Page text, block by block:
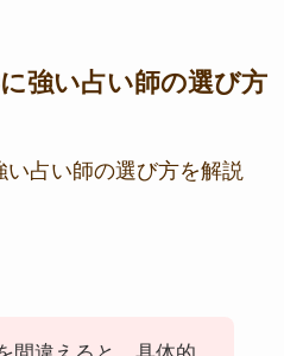
強い占い師の選び方
占い師の選び方を解説